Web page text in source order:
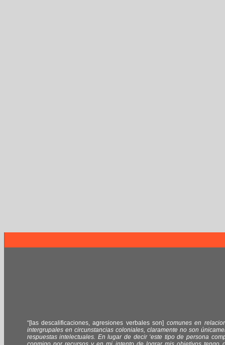
“[las descalificaciones, agresiones verbales son] comunes en
intergrupales en circunstancias coloniales, claramente no son
respuestas intelectuales. En lugar de decir ‘este tipo de persona